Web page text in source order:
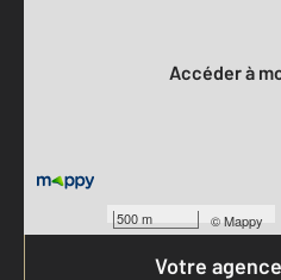
500 m ©Mappy
Accéder à
Votre